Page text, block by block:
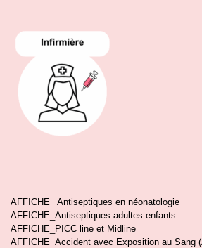
AFFICHE_ Antiseptiques en néonatologie
AFFICHE_Antiseptiques adultes enfants
AFFICHE_PICC line et Midline
AFFICHE_Accident avec Exposition au Sang